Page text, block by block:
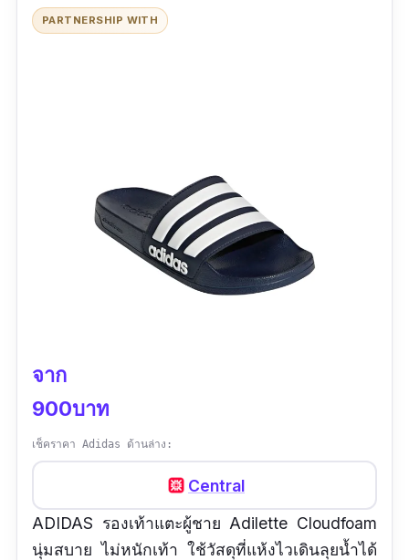
ข้อเสีย
PARTNERSHIP WITH
จาก
900บาท
เช็คราคา Adidas ด้านล่าง:
Central
ADIDAS รองเท้าแตะผู้ชาย Adilette Cloudfoam
นุ่มสบาย ไม่หนักเท้า ใช้วัสดุที่แห้งไวเดินลุยน้ำได้